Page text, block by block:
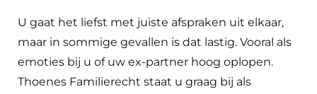
U gaat het liefst met juiste afspraken uit elkaar,
maar in sommige gevallen is dat lastig. Vooral als
emoties bij u of uw ex-partner hoog oplopen.
Thoenes Familierecht staat u graag bij als